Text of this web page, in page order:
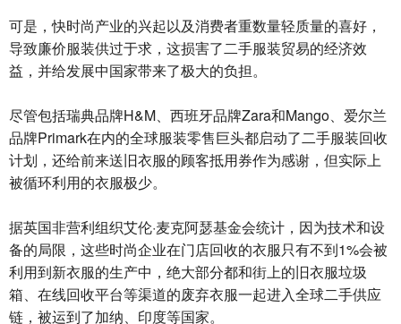
可是，快时尚产业的兴起以及消费者重数量轻质量的喜好，
导致廉价服装供过于求，这损害了二手服装贸易的经济效
益，并给发展中国家带来了极大的负担。
尽管包括瑞典品牌H&M、西班牙品牌Zara和Mango、爱尔兰
品牌Primark在内的全球服装零售巨头都启动了二手服装回收
计划，还给前来送旧衣服的顾客抵用券作为感谢，但实际上
被循环利用的衣服极少。
据英国非营利组织艾伦·麦克阿瑟基金会统计，因为技术和设
备的局限，这些时尚企业在门店回收的衣服只有不到1%会被
利用到新衣服的生产中，绝大部分都和街上的旧衣服垃圾
箱、在线回收平台等渠道的废弃衣服一起进入全球二手供应
链，被运到了加纳、印度等国家。